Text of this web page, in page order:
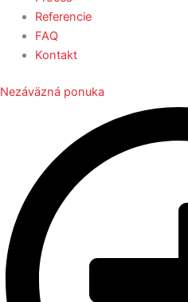
Referencie
FAQ
Kontakt
Nezáväzná ponuka